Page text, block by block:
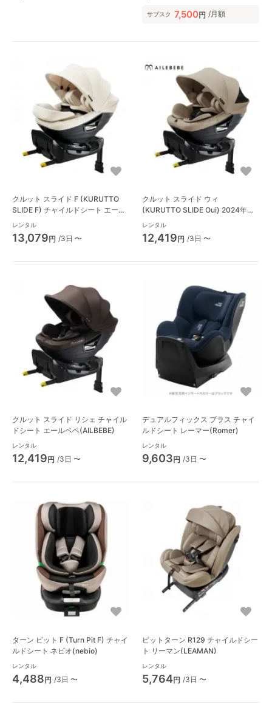
サブスク 7,500円 /月額
クルット スライド F (KURUTTO
SLIDE F) チャイルドシート エール
ベベ(AILBEBE)
レンタル
13,079円 /3日 〜
クルット スライド ウィ
(KURUTTO SLIDE Oui) 2024年モ
デル チャイルドシート エールベベ
(AILBEBE)
レンタル
12,419円 /3日 〜
クルット スライド リシェ チャイル
ドシート エールベベ(AILBEBE)
レンタル
12,419円 /3日 〜
デュアルフィックス プラス チャイ
ルドシート レーマー(Romer)
レンタル
9,603円 /3日 〜
ターン ピット F (Turn Pit F) チャイ
ルドシート ネビオ(nebio)
レンタル
4,488円 /3日 〜
ビットターン R129 チャイルドシー
ト リーマン(LEAMAN)
レンタル
5,764円 /3日 〜